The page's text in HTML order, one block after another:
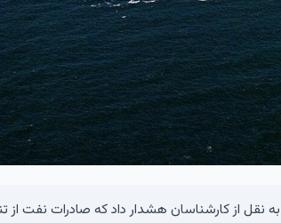
از کارشناسان هشدار داد که صادرات نفت از